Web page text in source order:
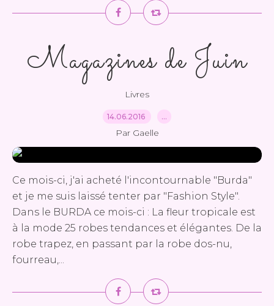
Magazines de Juin
Livres
14.06.2016 …
Par Gaelle
Ce mois-ci, j'ai acheté l'incontournable "Burda"
et je me suis laissé tenter par "Fashion Style".
Dans le BURDA ce mois-ci : La fleur tropicale est
à la mode 25 robes tendances et élégantes. De la
robe trapez, en passant par la robe dos-nu,
fourreau,...